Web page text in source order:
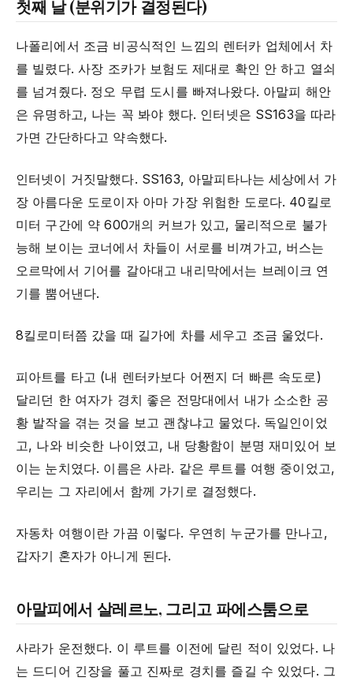
첫째 날 (분위기가 결정된다)
나폴리에서 조금 비공식적인 느낌의 렌터카 업체에서 차
를 빌렸다. 사장 조카가 보험도 제대로 확인 안 하고 열쇠
를 넘겨줬다. 정오 무렵 도시를 빠져나왔다. 아말피 해안
은 유명하고, 나는 꼭 봐야 했다. 인터넷은 SS163을 따라
가면 간단하다고 약속했다.
인터넷이 거짓말했다. SS163, 아말피타나는 세상에서 가
장 아름다운 도로이자 아마 가장 위험한 도로다. 40킬로
미터 구간에 약 600개의 커브가 있고, 물리적으로 불가
능해 보이는 코너에서 차들이 서로를 비껴가고, 버스는
오르막에서 기어를 갈아대고 내리막에서는 브레이크 연
기를 뿜어낸다.
8킬로미터쯤 갔을 때 길가에 차를 세우고 조금 울었다.
피아트를 타고 (내 렌터카보다 어쩐지 더 빠른 속도로)
달리던 한 여자가 경치 좋은 전망대에서 내가 소소한 공
황 발작을 겪는 것을 보고 괜찮냐고 물었다. 독일인이었
고, 나와 비슷한 나이였고, 내 당황함이 분명 재미있어 보
이는 눈치였다. 이름은 사라. 같은 루트를 여행 중이었고,
우리는 그 자리에서 함께 가기로 결정했다.
자동차 여행이란 가끔 이렇다. 우연히 누군가를 만나고,
갑자기 혼자가 아니게 된다.
아말피에서 살레르노, 그리고 파에스툼으로
사라가 운전했다. 이 루트를 이전에 달린 적이 있었다. 나
는 드디어 긴장을 풀고 진짜로 경치를 즐길 수 있었다. 그